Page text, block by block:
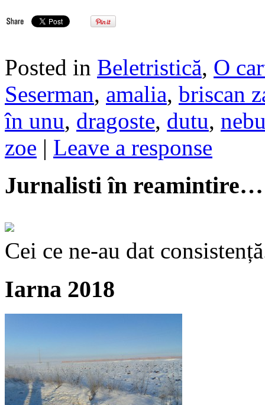
Posted in Beletristică, O
Seserman, amalia, briscan
în unu, dragoste, dutu,
zoe | Leave a response
Jurnalisti în reamintire…
Cei ce ne-au dat
Iarna 2018